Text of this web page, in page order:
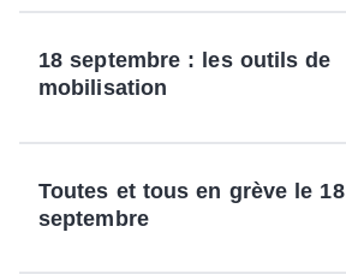
18 septembre : les outils de
mobilisation
Toutes et tous en grève le 18
septembre